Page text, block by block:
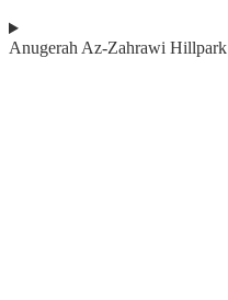
Anugerah Az-Zahrawi Hillpark